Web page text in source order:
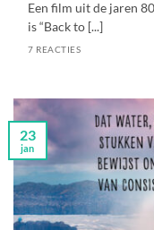
Een film uit de jaren
is “Back to [...]
7 REACTIES
23
jan